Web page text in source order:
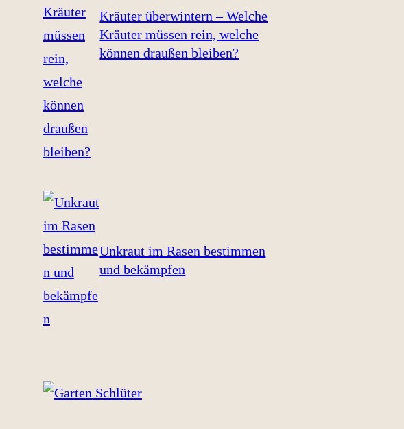
Kräuter überwintern – Welche
Kräuter müssen rein, welche
können draußen bleiben?
Unkraut im Rasen bestimmen
und bekämpfen